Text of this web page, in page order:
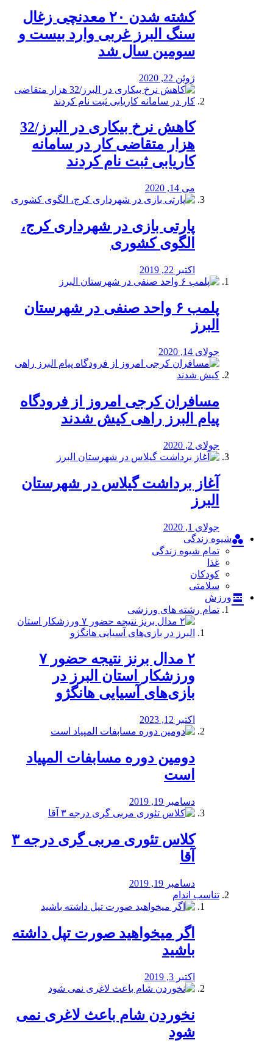
کشته شدن ۲۰ معدنچی زغال
سنگ البرز غربی وارد بیست و
سومین سال شد
ژوئن 22, 2020
کاهش نرخ بیکاری در البرز/32
هزار متقاضی کار در سامانه
کاریابی ثبت نام کردند
می 14, 2020
پارتی بازی در شهرداری کرج،
الگوی کشوری
اکتبر 22, 2019
پلمب ۶ واحد صنفی در شهرستان
البرز
جولای 14, 2020
مسافران کرجی امروز از فرودگاه
پیام البرز راهی کیش شدند
جولای 2, 2020
آغاز برداشت گیلاس در شهرستان
البرز
جولای 1, 2020
شیوه زندگی
تمام شیوه زندگی
غذا
کودکان
سلامتی
ورزش
تمام رشته های ورزشی
۲ مدال برنز نتیجه حضور ۷
ورزشکار استان البرز در
بازی‌های آسیایی هانگژو
اکتبر 12, 2023
دومین دوره مسابفات المپیاد
است
دسامبر 19, 2019
کلاس تئوری مربی گری درجه ۳
آقا
دسامبر 19, 2019
تناسب اندام
اگر میخواهید صورت تپل داشته
باشید
اکتبر 3, 2019
نخوردن شام باعث لاغری نمی
‌شود